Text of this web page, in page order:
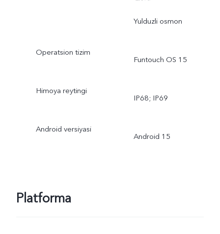
Yulduzli osmon
Operatsion tizim
Funtouch OS 15
Himoya reytingi
IP68; IP69
Android versiyasi
Android 15
Platforma